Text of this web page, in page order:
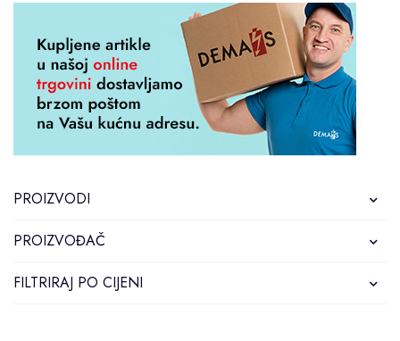
PROIZVODI
PROIZVOĐAČ
FILTRIRAJ PO CIJENI